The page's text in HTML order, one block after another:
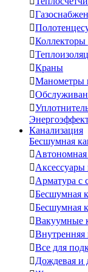


Коллекторы

Краны
Манометры


Канализация
Бесшумная
Автономная
Аксессуары
Арматура с
Бесшумная
Бесшумная
Вакуумные
Внутренняя
Все для
Дождевая и